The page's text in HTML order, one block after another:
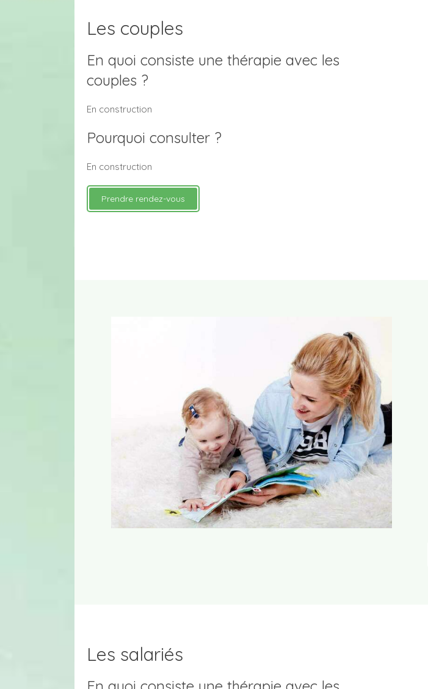
Les couples
En quoi consiste une thérapie avec les
couples ?
En construction
Pourquoi consulter ?
En construction
Prendre rendez-vous
Les salariés